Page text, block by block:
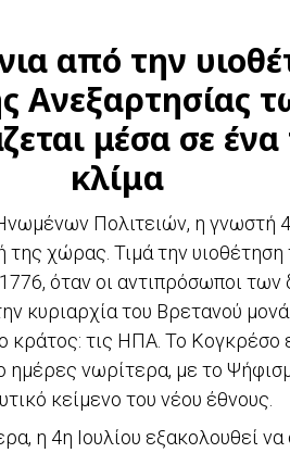
από την
Ανεξαρτησίας
μέσα σε
κλίμα
Πολιτειών, η γνωστή
της χώρας. Τιμά την
όταν οι αντιπρόσωποι
κυριαρχία του Βρετανού
κράτος: τις ΗΠΑ. Το Κογκρέσο
ημέρες νωρίτερα, με το
κείμενο του νέου έθνους.
η 4η Ιουλίου εξακολουθεί να